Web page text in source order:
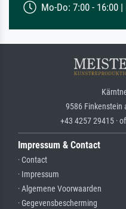
Mo-Do: 7:00 - 16:00 |
9586 Finkenstein
+43 4257 29415 ·
Impressum & Contact
· Contact
· Impressum
· Algemene Voorwaarden
· Gegevensbescherming